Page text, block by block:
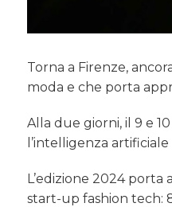
Torna a Firenze,
moda e che porta
Alla due giorni, il 9 e
l’intelligenza
L’edizione 2024
start-up fashion tech: